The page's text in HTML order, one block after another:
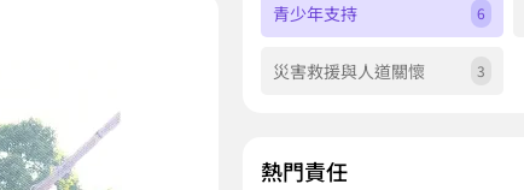
青少年支持 6
災害救援與人道關懷 3
熱門責任